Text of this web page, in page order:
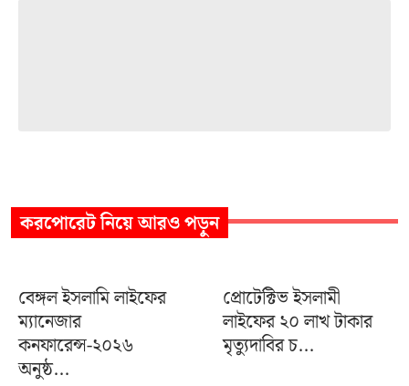
করপোরেটনিয়ে আরও পড়ুন
বেঙ্গল ইসলামি লাইফের
ম্যানেজার
কনফারেন্স-২০২৬
অনুষ্ঠ...
প্রোটেক্টিভ ইসলামী
লাইফের ২০ লাখ টাকার
মৃত্যুদাবির চ...